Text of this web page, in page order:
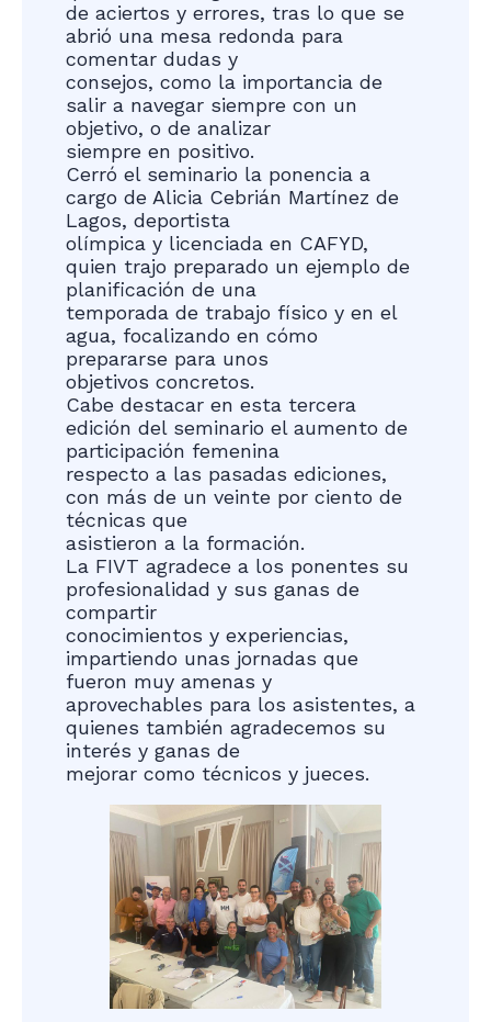
de aciertos y errores, tras lo que se
abrió una mesa redonda para
comentar dudas y
consejos, como la importancia de
salir a navegar siempre con un
objetivo, o de analizar
siempre en positivo.
Cerró el seminario la ponencia a
cargo de Alicia Cebrián Martínez de
Lagos, deportista
olímpica y licenciada en CAFYD,
quien trajo preparado un ejemplo de
planificación de una
temporada de trabajo físico y en el
agua, focalizando en cómo
prepararse para unos
objetivos concretos.
Cabe destacar en esta tercera
edición del seminario el aumento de
participación femenina
respecto a las pasadas ediciones,
con más de un veinte por ciento de
técnicas que
asistieron a la formación.
La FIVT agradece a los ponentes su
profesionalidad y sus ganas de
compartir
conocimientos y experiencias,
impartiendo unas jornadas que
fueron muy amenas y
aprovechables para los asistentes, a
quienes también agradecemos su
interés y ganas de
mejorar como técnicos y jueces.